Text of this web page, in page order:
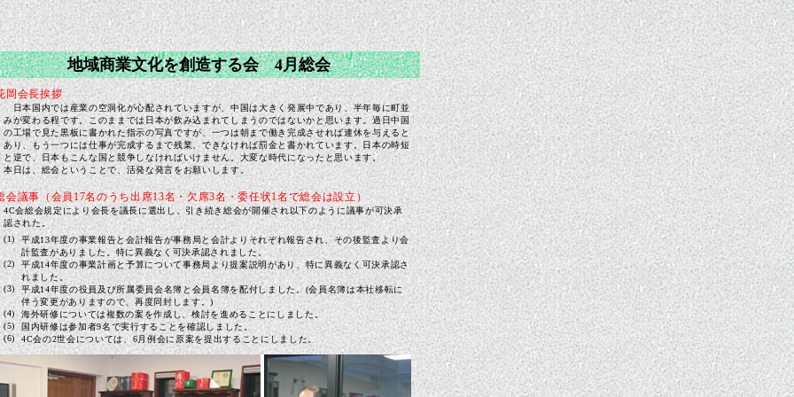
地域商業文化を創造する会 4月総会
岡会長挨拶
日本国内では産業の空洞化が心配されていますが、中国は大きく発展中であり、半年毎に町並
みが変わる程です。このままでは日本が飲み込まれてしまうのではないかと思います。過日中国
の工場で見た黒板に書かれた指示の写真ですが、一つは朝まで働き完成させれば連休を与えると
あり、もう一つには仕事が完成するまで残業、できなければ罰金と書かれています。日本の時短
と逆で、日本もこんな国と競争しなければいけません。大変な時代になったと思います。
本日は、総会ということで、活発な発言をお願いします。
会議事（会員17名のうち出席13名・欠席3名・委任状1名で総会は設立）
4C会総会規定により会長を議長に選出し、引き続き総会が開催され以下のように議事が可決承
認された。
(1)
平成13年度の事業報告と会計報告が事務局と会計よりそれぞれ報告され、その後監査より会
計監査がありました。特に異義なく可決承認されました。
(2)
平成14年度の事業計画と予算について事務局より提案説明があり、特に異義なく可決承認さ
れました。
(3)
平成14年度の役員及び所属委員会名簿と会員名簿を配付しました。(会員名簿は本社移転に
伴う変更がありますので、再度同封します。)
(4)
海外研修については複数の案を作成し、検討を進めることにしました。
(5)
国内研修は参加者9名で実行することを確認しました。
(6)
4C会の2世会については、6月例会に原案を提出することにしました。